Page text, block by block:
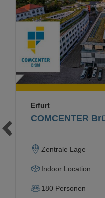
COMCENTER
Erfurt
Zentrale Lage
Indoor Location
180 Personen